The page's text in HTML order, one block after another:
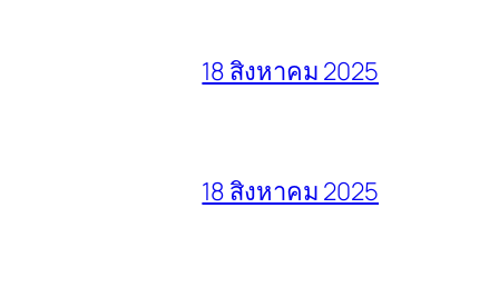
18 สิงหาคม 2025
18 สิงหาคม 2025